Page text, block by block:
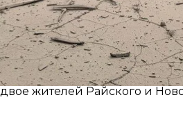
по гражданским.
Ситуация в регионе
обстреляли населенные
жителей Райского и